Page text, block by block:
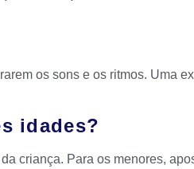
os sons e os ritmos. Uma
idades?
criança. Para os menores,